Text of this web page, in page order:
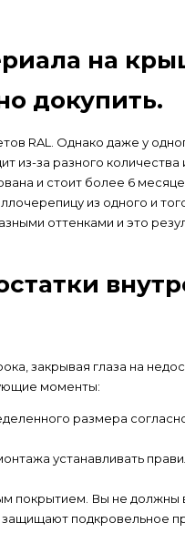
на
докупить.
RAL. Однако даже у
из-за разного количества
и стоит более 6
из одного и
оттенками и это
закрывая глаза на
моменты:
размера
устанавливать
Вы не должны
подкровельное